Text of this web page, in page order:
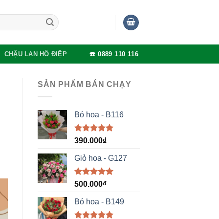
CHẬU LAN HỒ ĐIỆP ☎️ 0889 110 116
SẢN PHẨM BÁN CHẠY
Bó hoa - B116
Được xếp
5 sao
390.000₫
Giỏ hoa - G127
Được xếp
5 sao
500.000₫
Bó hoa - B149